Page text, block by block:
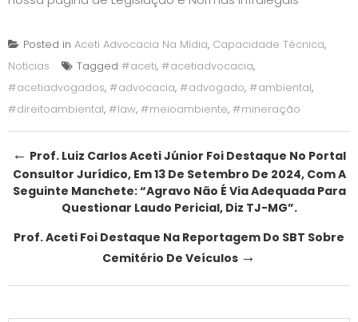
Posted in Aceti Advocacia Na Mídia, Capacidade Técnica,
Notícias
Tagged #aceti, #acetiadvocacia,
#acetiadvogados, #advocacia, #advogado, #ambiental,
#direitoambiental, #law, #meioambiente, #mineração
Post
navigation
← Prof. Luiz Carlos Aceti Júnior Foi Destaque No Portal
Consultor Jurídico, Em 13 De Setembro De 2024, Com A
Seguinte Manchete: “Agravo Não É Via Adequada Para
Questionar Laudo Pericial, Diz TJ-MG”.
Prof. Aceti Foi Destaque Na Reportagem Do SBT Sobre
Cemitério De Veículos →